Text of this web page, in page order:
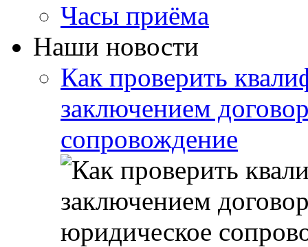
Часы приёма
Наши новости
Как проверить
заключением
сопровождение